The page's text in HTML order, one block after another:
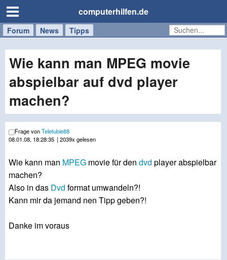
computerhilfen.de
Forum News Tipps
Handy
Tablet
Windows
Mac
Wie kann man MPEG movie
abspielbar auf dvd player
machen?
Frage vonTeletubie88
08.01.08, 18:28:35 | 2039x gelesen
Wie kann man MPEG movie für den dvd player abspielbar
machen?
Also in das Dvd format umwandeln?!
Kann mir da jemand nen Tipp geben?!
Danke im voraus